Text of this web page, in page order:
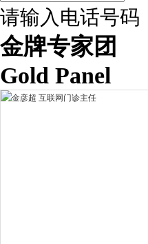
请输入电话号码
金牌专家团
Gold Panel